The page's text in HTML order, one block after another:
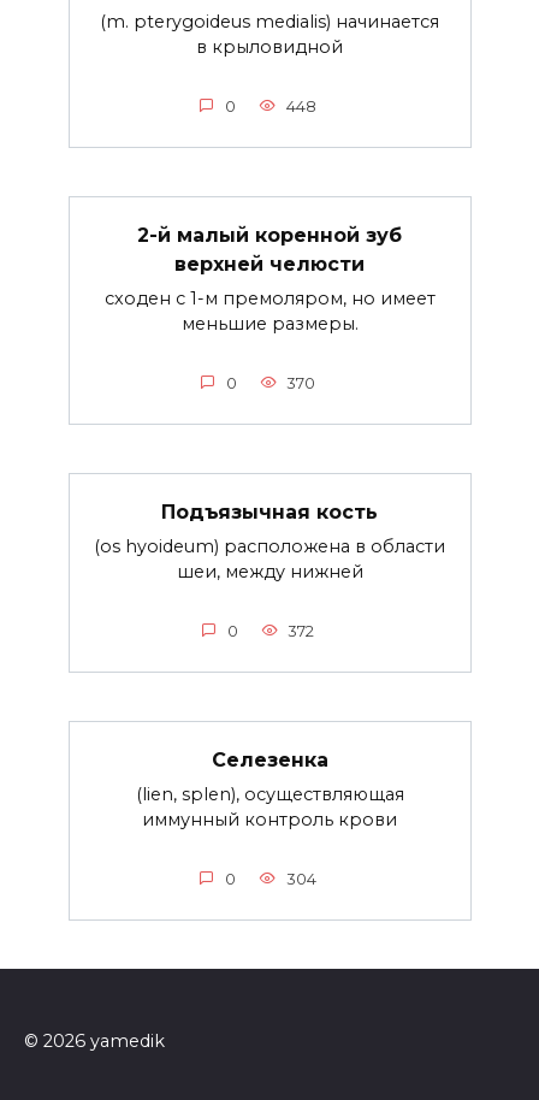
(m. pterygoideus medialis) начинается
в крыловидной
0 448
2-й малый коренной зуб
верхней челюсти
сходен с 1-м премоляром, но имеет
меньшие размеры.
0 370
Подъязычная кость
(os hyoideum) расположена в области
шеи, между нижней
0 372
Селезенка
(lien, splen), осуществляющая
иммунный контроль крови
0 304
© 2026 yamedik